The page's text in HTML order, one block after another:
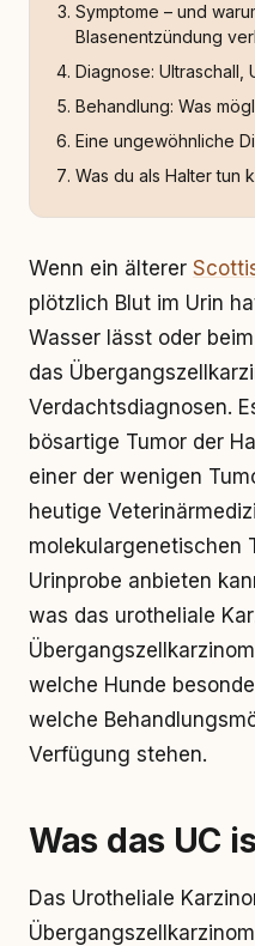
Symptome – und
Blasenentzündung
Diagnose: Ultraschall,
Behandlung: Was
Eine ungewöhnliche
Was du als Halter tun
Wenn ein älterer
plötzlich Blut im Urin
Wasser lässt oder
das
Verdachtsdiagnosen.
bösartige Tumor der
einer der wenigen
heutige
molekulargenetischen
Urinprobe anbieten
was das urotheliale
welche Hunde
welche
Verfügung stehen.
Was das UC
Das Urotheliale